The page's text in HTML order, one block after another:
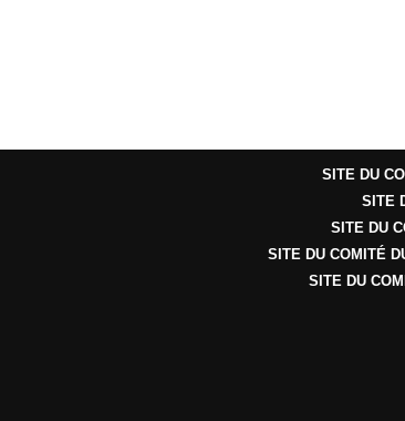
SITE DU
SITE
SITE DU
SITE DU COMITÉ
SITE DU